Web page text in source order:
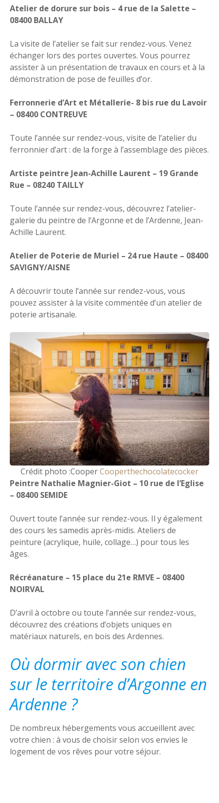
Atelier de dorure sur bois – 4 rue de la Salette –
08400 BALLAY
La visite de l’atelier se fait sur rendez-vous. Venez
échanger lors des portes ouvertes. Vous pourrez
assister à un présentation de travaux en cours et à la
démonstration de pose de feuilles d’or.
Ferronnerie d’Art et Métallerie- 8 bis rue du Lavoir
– 08400 CONTREUVE
Toute l’année sur rendez-vous, visite de l’atelier du
ferronnier d’art : de la forge à l’assemblage des pièces.
Artiste peintre Jean-Achille Laurent – 19 Grande
Rue – 08240 TAILLY
Toute l’année sur rendez-vous, découvrez l’atelier-
galerie du peintre de l’Argonne et de l’Ardenne, Jean-
Achille Laurent.
Atelier de Poterie de Muriel – 24 rue Haute – 08400
SAVIGNY/AISNE
A découvrir toute l’année sur rendez-vous, vous
pouvez assister à la visite commentée d’un atelier de
poterie artisanale.
Crédit photo :CooperCooperthechocolatecocker
Peintre Nathalie Magnier-Giot – 10 rue de l’Eglise
– 08400 SEMIDE
Ouvert toute l’année sur rendez-vous. Il y également
des cours les samedis après-midis. Ateliers de
peinture (acrylique, huile, collage…) pour tous les
âges.
Récréanature – 15 place du 21e RMVE – 08400
NOIRVAL
D’avril à octobre ou toute l’année sur rendez-vous,
découvrez des créations d’objets uniques en
matériaux naturels, en bois des Ardennes.
Où dormir avec son chien
sur le territoire d’Argonne en
Ardenne ?
De nombreux hébergements vous accueillent avec
votre chien : à vous de choisir selon vos envies le
logement de vos rêves pour votre séjour.